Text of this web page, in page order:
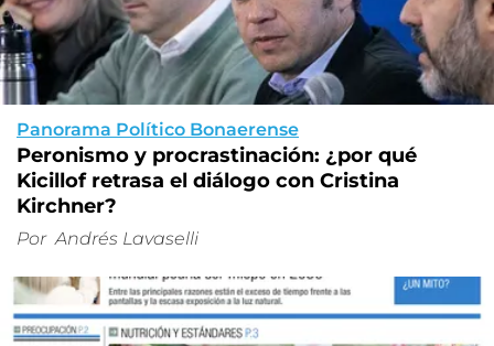
Panorama Político Bonaerense
Peronismo y procrastinación: ¿por qué
Kicillof retrasa el diálogo con Cristina
Kirchner?
Por Andrés Lavaselli